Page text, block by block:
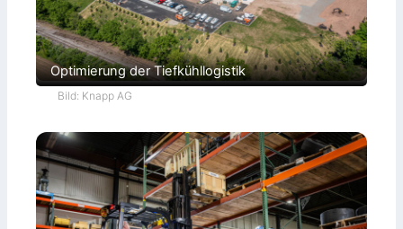
Optimierung der Tiefkühllogistik
Bild: Knapp AG